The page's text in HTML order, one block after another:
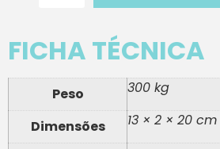
FICHA TÉCNICA
Peso 300 kg
Dimensões 13 × 2 × 20 cm